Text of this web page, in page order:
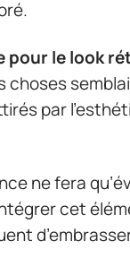
pour le look
choses
par
ne fera
cet